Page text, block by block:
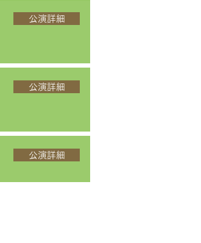
公演詳細
公演詳細
公演詳細